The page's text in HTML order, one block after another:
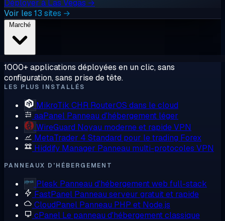
Déployer à Las Vegas →
Voir les 13 sites →
1000+ applications déployées en un clic, sans
configuration, sans prise de tête.
LES PLUS INSTALLÉS
MikroTik CHR RouterOS dans le cloud
aaPanel Panneau d'hébergement léger
WireGuard Noyau moderne et rapide VPN
MetaTrader 4 Standard pour le trading Forex
Hiddify Manager Panneau multi-protocoles VPN
PANNEAUX D'HÉBERGEMENT
Plesk Panneau d'hébergement web full-stack
FastPanel Panneau serveur gratuit et rapide
CloudPanel Panneau PHP et Node.js
cPanel Le panneau d'hébergement classique